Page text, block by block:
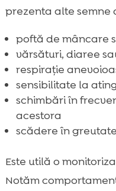
prezenta alte semne
poftă de mâncare
vărsături, diaree
respirație
sensibilitate la
schimbări în
acestora
scădere în
Este utilă o
Notăm